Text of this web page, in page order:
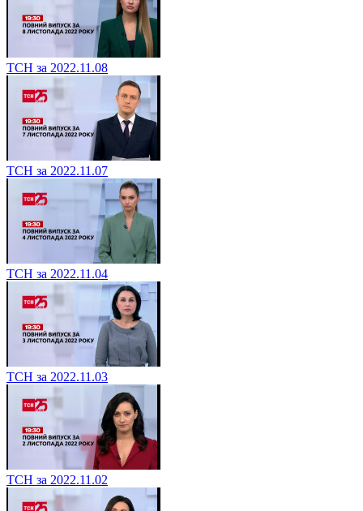
ТСН за 2022.11.08
ТСН за 2022.11.07
ТСН за 2022.11.04
ТСН за 2022.11.03
ТСН за 2022.11.02